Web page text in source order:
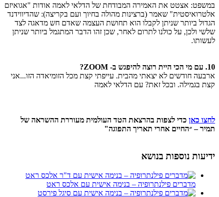
במשפט: אצטט את האמירה המבודחת של הדלאי לאמה אודות "אגואיזם
אלטרואיסטית" שאמר (ברצינות מהולה בחיוך ועם בקריצה): שהדיווידנד
הגדול ביותר שניתן לקבלו הוא תחושת העצמה שאדם חש מדאגה לצד
שלשי ולכן, על כולנו לתרום לאחר, שכן זהו הדבר המתגמל ביותר שניתן
לעשותו.
10. עם מי הכי היית רוצה להיפגש ב- ZOOM?
ארבעה חודשים לא יצאתי מהבית. עייפתי קצת מכל הזומיאדה הזו...אני
קצת בגמילה. ובכל זאת? עם הדלאי לאמה
לחצו כאן כדי לצפות בהרצאת הטד העולמית מעוררת ההשראה של
תמיר – ״החיים אחרי תאריך התפוגה"
ידיעות נוספות בנושא
מדברים פילנתרופיה – בנימה אישית עם אלכס ראט